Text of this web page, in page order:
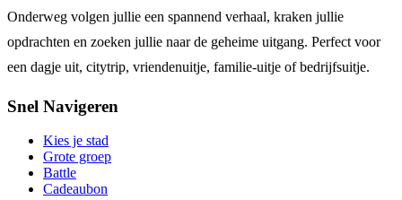
Onderweg volgen jullie een spannend verhaal, kraken jullie
opdrachten en zoeken jullie naar de geheime uitgang. Perfect voor
een dagje uit, citytrip, vriendenuitje, familie-uitje of bedrijfsuitje.
Snel Navigeren
Kies je stad
Grote groep
Battle
Cadeaubon